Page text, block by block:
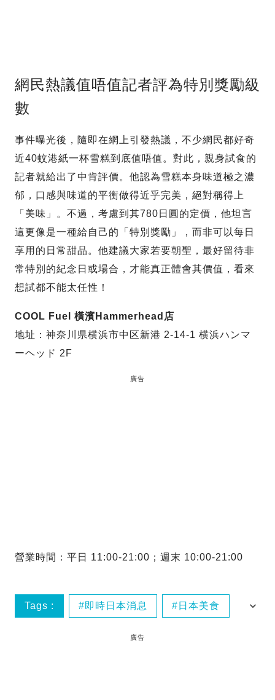
網民熱議值唔值記者評為特別獎勵級
數
事件曝光後，隨即在網上引發熱議，不少網民都好奇
近40蚊港紙一杯雪糕到底值唔值。對此，親身試食的
記者就給出了中肯評價。他認為雪糕本身味道極之濃
郁，口感與味道的平衡做得近乎完美，絕對稱得上
「美味」。不過，考慮到其780日圓的定價，他坦言
這更像是一種給自己的「特別獎勵」，而非可以每日
享用的日常甜品。他建議大家若要朝聖，最好留待非
常特別的紀念日或場合，才能真正體會其價值，看來
想試都不能太任性！
COOL Fuel 橫濱Hammerhead店
地址：神奈川県横浜市中区新港 2-14-1 横浜ハンマ
ーヘッド 2F
廣告
營業時間：平日 11:00-21:00；週末 10:00-21:00
Tags : 即時日本消息 日本美食
廣告